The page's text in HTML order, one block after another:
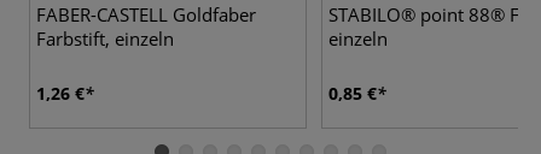
FABER-CASTELL Goldfaber
Farbstift, einzeln
1,26 €
STABILO® point 88®
einzeln
0,85 €